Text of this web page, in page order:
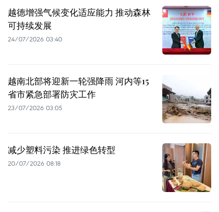
越德增强气候变化适应能力 推动森林
可持续发展
24/07/2026 03:40
越南北部将迎新一轮强降雨 河内等15
省市紧急部署防灾工作
23/07/2026 03:05
减少塑料污染 推进绿色转型
20/07/2026 08:18